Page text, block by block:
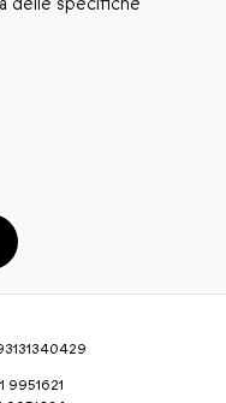
9951621